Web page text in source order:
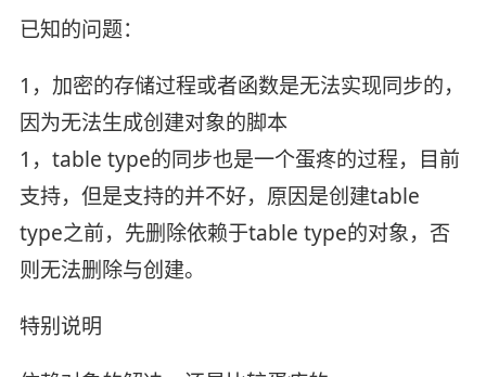
已知的问题：
1，加密的存储过程或者函数是无法实现同步的，
因为无法生成创建对象的脚本
1，table type的同步也是一个蛋疼的过程，目前
支持，但是支持的并不好，原因是创建table
type之前，先删除依赖于table type的对象，否
则无法删除与创建。
特别说明